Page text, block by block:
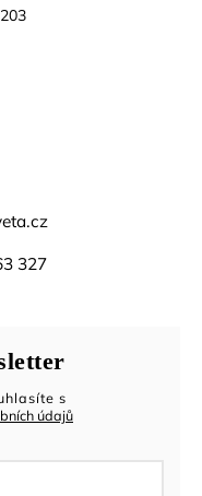
327
s
údajů